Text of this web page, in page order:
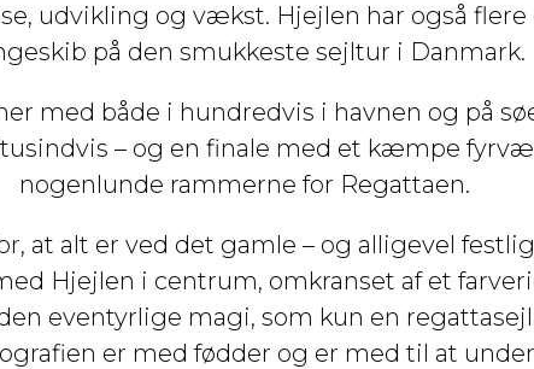
udvikling og vækst. Hjejlen har også
på den smukkeste sejltur i Danmark.
med både i hundredvis i havnen og på
– og en finale med et kæmpe
nogenlunde rammerne for Regattaen.
at alt er ved det gamle – og alligevel
Hjejlen i centrum, omkranset af et
eventyrlige magi, som kun en
er med fødder og er med til at